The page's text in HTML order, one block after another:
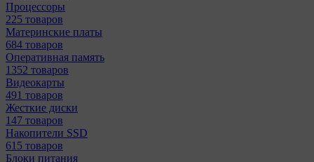
Процессоры
225 товаров
Материнcкие платы
684 товаров
Оперативная память
1352 товаров
Видеокарты
491 товаров
Жесткие диски
147 товаров
Накопители SSD
615 товаров
Блоки питания